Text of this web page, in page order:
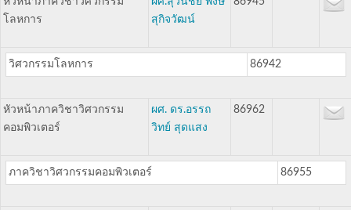
โลหการ
สุกิจวัฒน์
วิศวกรรมโลหการ 86942
หัวหน้าภาควิชาวิศวกรรม
คอมพิวเตอร์
ผศ. ดร.อรรถ
วิทย์ สุดแสง
86962
ภาควิชาวิศวกรรมคอมพิวเตอร์ 86955